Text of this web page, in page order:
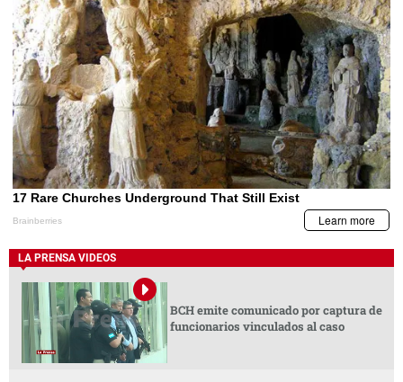
LA PRENSA VIDEOS
BCH emite comunicado por captura de
funcionarios vinculados al caso